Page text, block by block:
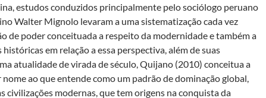
estudos conduzidos principalmente pelo sociólogo peruano
Walter Mignolo levaram a uma sistematização cada vez
de poder conceituada a respeito da modernidade e também a
em relação a essa perspectiva, além de suas
atualidade de virada de século, Quijano (2010) conceitua a
ao que entende como um padrão de dominação global,
civilizações modernas, que tem origens na conquista da